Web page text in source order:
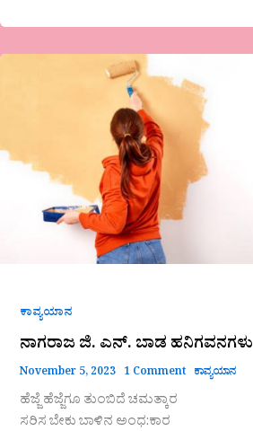
ಕಾವ್ಯಯಾನ
ನಾಗರಾಜ ಜಿ. ಎನ್. ಬಾಡ ಹನಿಗವನಗಳು
November 5, 2023 1 Comment ಕಾವ್ಯಯಾನ
ಹೆಜ್ಜೆ ಹೆಜ್ಜೆಗೂ ತುಂಬಿದೆ ಚಮತ್ಕಾರ
ಸರಿಸ ಬೇಕು ಬಾಳಿನ ಅಂಧ:ಕಾರ